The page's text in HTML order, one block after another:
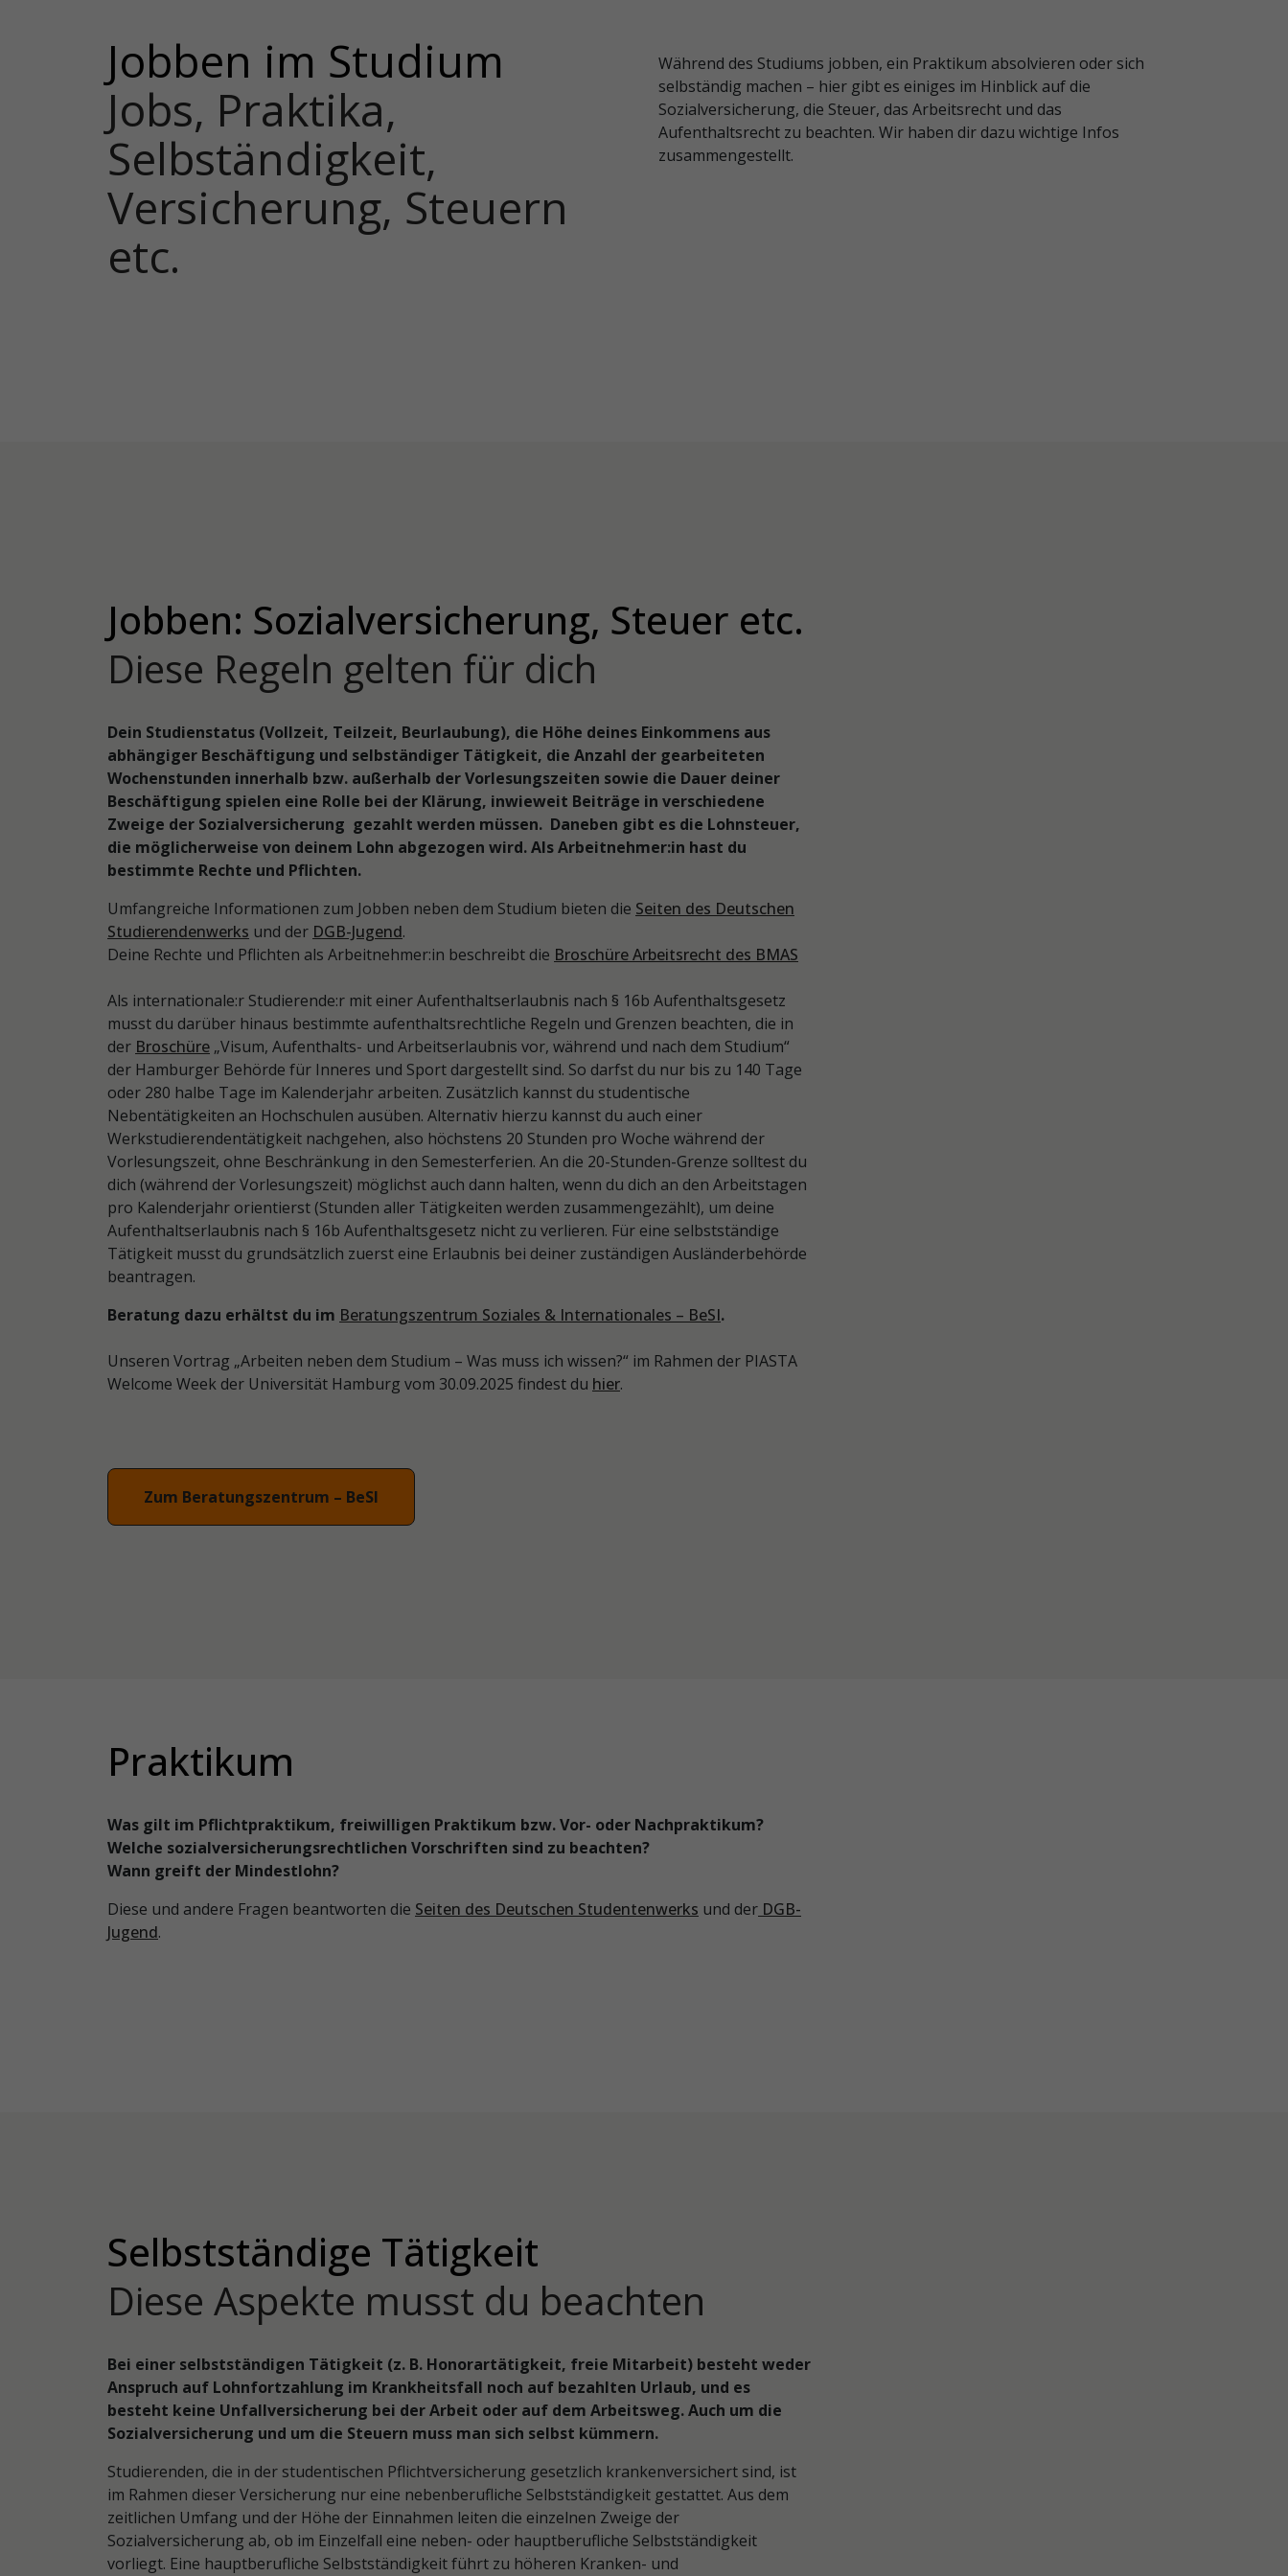
Jobben im Studium
Jobs, Praktika,
Selbständigkeit,
Versicherung, Steuern
etc.
Während des Studiums jobben, ein Praktikum absolvieren oder sich
selbständig machen – hier gibt es einiges im Hinblick auf die
Sozialversicherung, die Steuer, das Arbeitsrecht und das
Aufenthaltsrecht zu beachten. Wir haben dir dazu wichtige Infos
zusammengestellt.
Jobben: Sozialversicherung, Steuer etc.
Diese Regeln gelten für dich
Dein Studienstatus (Vollzeit, Teilzeit, Beurlaubung), die Höhe deines Einkommens aus
abhängiger Beschäftigung und selbständiger Tätigkeit, die Anzahl der gearbeiteten
Wochenstunden innerhalb bzw. außerhalb der Vorlesungszeiten sowie die Dauer deiner
Beschäftigung spielen eine Rolle bei der Klärung, inwieweit Beiträge in verschiedene
Zweige der Sozialversicherung gezahlt werden müssen. Daneben gibt es die Lohnsteuer,
die möglicherweise von deinem Lohn abgezogen wird. Als Arbeitnehmer:in hast du
bestimmte Rechte und Pflichten.
Umfangreiche Informationen zum Jobben neben dem Studium bieten die Seiten des Deutschen
Studierendenwerks und der DGB-Jugend.
Deine Rechte und Pflichten als Arbeitnehmer:in beschreibt die Broschüre Arbeitsrecht des BMAS
Als internationale:r Studierende:r mit einer Aufenthaltserlaubnis nach § 16b Aufenthaltsgesetz
musst du darüber hinaus bestimmte aufenthaltsrechtliche Regeln und Grenzen beachten, die in
der Broschüre „Visum, Aufenthalts- und Arbeitserlaubnis vor, während und nach dem Studium“
der Hamburger Behörde für Inneres und Sport dargestellt sind. So darfst du nur bis zu 140 Tage
oder 280 halbe Tage im Kalenderjahr arbeiten. Zusätzlich kannst du studentische
Nebentätigkeiten an Hochschulen ausüben. Alternativ hierzu kannst du auch einer
Werkstudierendentätigkeit nachgehen, also höchstens 20 Stunden pro Woche während der
Vorlesungszeit, ohne Beschränkung in den Semesterferien. An die 20-Stunden-Grenze solltest du
dich (während der Vorlesungszeit) möglichst auch dann halten, wenn du dich an den Arbeitstagen
pro Kalenderjahr orientierst (Stunden aller Tätigkeiten werden zusammengezählt), um deine
Aufenthaltserlaubnis nach § 16b Aufenthaltsgesetz nicht zu verlieren. Für eine selbstständige
Tätigkeit musst du grundsätzlich zuerst eine Erlaubnis bei deiner zuständigen Ausländerbehörde
beantragen.
Beratung dazu erhältst du im Beratungszentrum Soziales & Internationales – BeSI.
Unseren Vortrag „Arbeiten neben dem Studium – Was muss ich wissen?“ im Rahmen der PIASTA
Welcome Week der Universität Hamburg vom 30.09.2025 findest du hier.
Zum Beratungszentrum – BeSI
Praktikum
Was gilt im Pflichtpraktikum, freiwilligen Praktikum bzw. Vor- oder Nachpraktikum?
Welche sozialversicherungsrechtlichen Vorschriften sind zu beachten?
Wann greift der Mindestlohn?
Diese und andere Fragen beantworten die Seiten des Deutschen Studentenwerks und der DGB-
Jugend.
Selbstständige Tätigkeit
Diese Aspekte musst du beachten
Bei einer selbstständigen Tätigkeit (z. B. Honorartätigkeit, freie Mitarbeit) besteht weder
Anspruch auf Lohnfortzahlung im Krankheitsfall noch auf bezahlten Urlaub, und es
besteht keine Unfallversicherung bei der Arbeit oder auf dem Arbeitsweg. Auch um die
Sozialversicherung und um die Steuern muss man sich selbst kümmern.
Studierenden, die in der studentischen Pflichtversicherung gesetzlich krankenversichert sind, ist
im Rahmen dieser Versicherung nur eine nebenberufliche Selbstständigkeit gestattet. Aus dem
zeitlichen Umfang und der Höhe der Einnahmen leiten die einzelnen Zweige der
Sozialversicherung ab, ob im Einzelfall eine neben- oder hauptberufliche Selbstständigkeit
vorliegt. Eine hauptberufliche Selbstständigkeit führt zu höheren Kranken- und